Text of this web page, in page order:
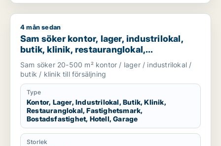
Sam söker kontor, lager, industrilokal, butik, klinik,
4 mån sedan
Sam söker kontor, lager, industrilokal,
butik, klinik, restauranglokal,
fastighetsmark, bostadsfastighet, hotell
eller garage till salu i Malmö
Sam söker 20-500 m² kontor / lager / industrilokal /
butik / klinik till försäljning
Type
Kontor, Lager, Industrilokal, Butik, Klinik,
Restauranglokal, Fastighetsmark,
Bostadsfastighet, Hotell, Garage
Storlek